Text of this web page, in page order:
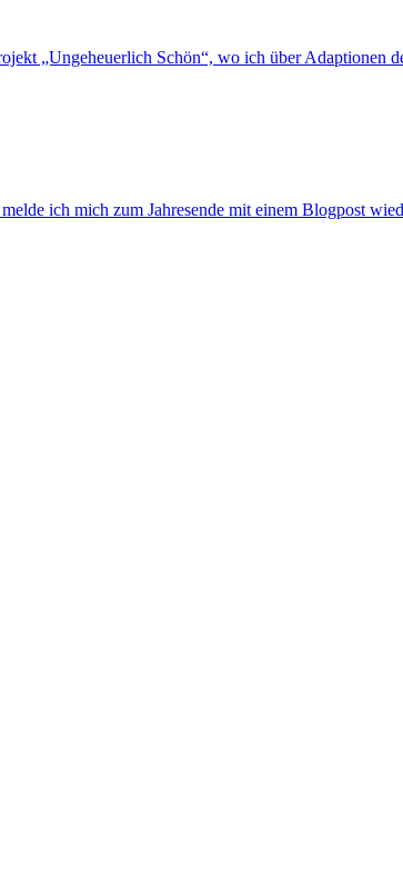
„Ungeheuerlich Schön“, wo ich über Adaptionen
ich mich zum Jahresende mit einem Blogpost